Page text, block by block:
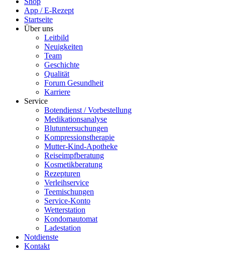
App / E-Rezept
Startseite
Über uns
Leitbild
Neuigkeiten
Team
Geschichte
Qualität
Forum Gesundheit
Karriere
Service
Botendienst / Vorbestellung
Medikationsanalyse
Blutuntersuchungen
Kompressionstherapie
Mutter-Kind-Apotheke
Reiseimpfberatung
Kosmetikberatung
Rezepturen
Verleihservice
Teemischungen
Service-Konto
Wetterstation
Kondomautomat
Ladestation
Notdienste
Kontakt